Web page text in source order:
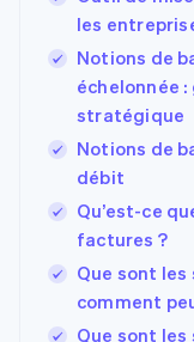
les
Notions de
échelonnée
stratégique
Notions de
débit
Qu’est-ce
factures ?
Que sont
comment
Que sont